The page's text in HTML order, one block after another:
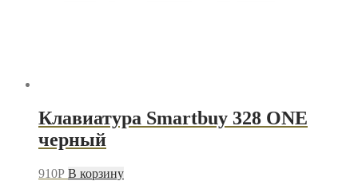
Клавиатура Smartbuy 328 ONE
черный
910P В корзину